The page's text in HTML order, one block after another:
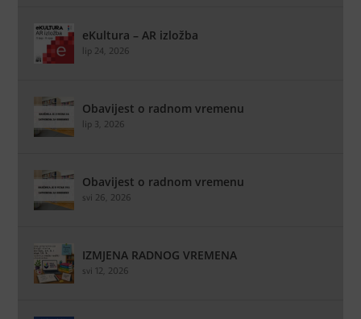
eKultura – AR izložba
lip 24, 2026
Obavijest o radnom vremenu
lip 3, 2026
Obavijest o radnom vremenu
svi 26, 2026
IZMJENA RADNOG VREMENA
svi 12, 2026